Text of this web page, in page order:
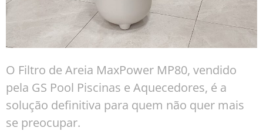
O Filtro de Areia MaxPower MP80, vendido
pela GS Pool Piscinas e Aquecedores, é a
solução definitiva para quem não quer mais
se preocupar.